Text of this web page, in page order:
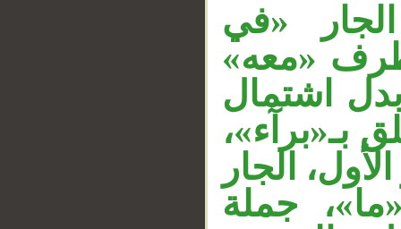
__
«في
«معه»
اشتمال
بـ«برآء»،
الجار
جملة